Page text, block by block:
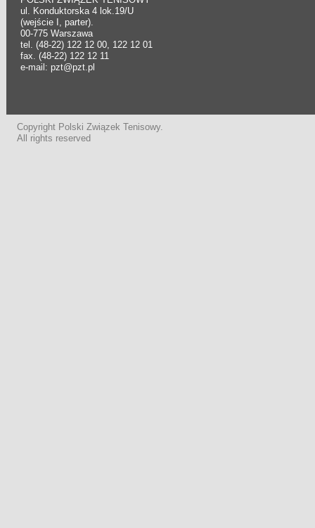
ul. Konduktorska 4 lok.19/U
(wejście I, parter).
00-775 Warszawa
tel. (48-22) 122 12 00, 122 12 01
fax. (48-22) 122 12 11
e-mail: pzt@pzt.pl
Copyright Polski Związek Tenisowy.
All rights reserved